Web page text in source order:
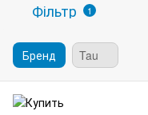
Фільтр 1
Бренд Tau